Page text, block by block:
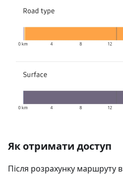
Як отримати доступ
Після розрахунку маршруту в